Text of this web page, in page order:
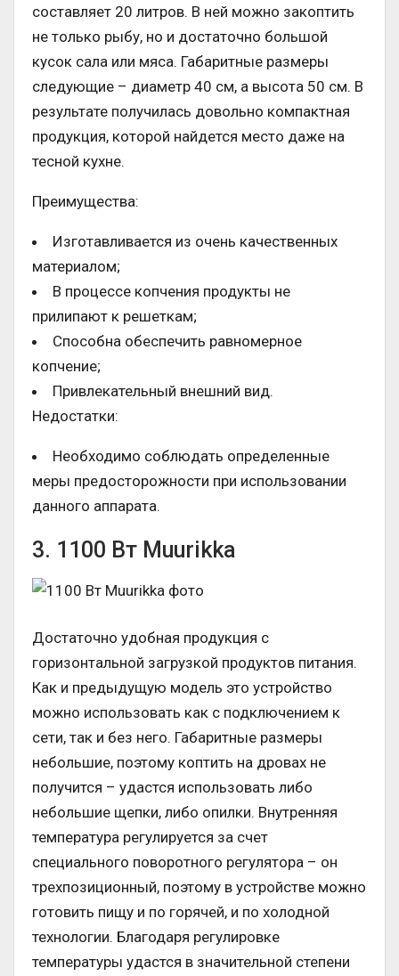
составляет 20 литров. В ней можно закоптить
не только рыбу, но и достаточно большой
кусок сала или мяса. Габаритные размеры
следующие – диаметр 40 см, а высота 50 см. В
результате получилась довольно компактная
продукция, которой найдется место даже на
тесной кухне.
Преимущества:
Изготавливается из очень качественных
материалом;
В процессе копчения продукты не
прилипают к решеткам;
Способна обеспечить равномерное
копчение;
Привлекательный внешний вид.
Недостатки:
Необходимо соблюдать определенные
меры предосторожности при использовании
данного аппарата.
3. 1100 Вт Muurikka
Достаточно удобная продукция с
горизонтальной загрузкой продуктов питания.
Как и предыдущую модель это устройство
можно использовать как с подключением к
сети, так и без него. Габаритные размеры
небольшие, поэтому коптить на дровах не
получится – удастся использовать либо
небольшие щепки, либо опилки. Внутренняя
температура регулируется за счет
специального поворотного регулятора – он
трехпозиционный, поэтому в устройстве можно
готовить пищу и по горячей, и по холодной
технологии. Благодаря регулировке
температуры удастся в значительной степени